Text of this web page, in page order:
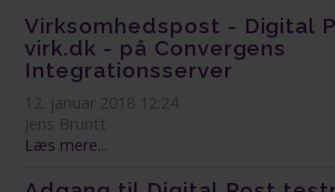
Virksomhedspost - Digital
virk.dk - på Convergens
Integrationsserver
12. januar 2018 12:24
Jens Bruntt
Læs mere...